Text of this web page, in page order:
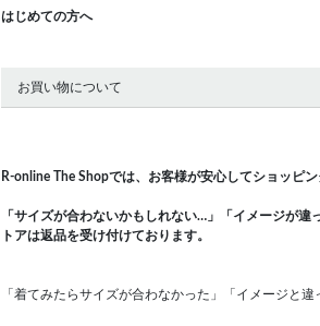
はじめての方へ
お買い物について
R-online The Shopでは、お客様が安心してショッピ
「サイズが合わないかもしれない…」「イメージが
トアは返品を受け付けております。
「着てみたらサイズが合わなかった」「イメージと